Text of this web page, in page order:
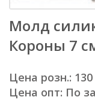
Молд
Короны 7
Цена розн.: 130
Цена опт: По